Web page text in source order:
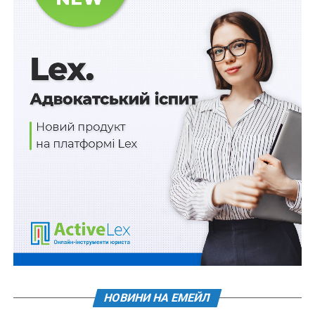
Схожі статті:
Нові порядки використання та повернення
коштів фонду соціального захисту осіб з
інвалідністю
Грошове забезпечення поліцейських і
службовців цивільного захисту підвищать з
Приєднатися до партнерів освітньої «Мрії»
можна через Дію
Єдина Президентська рада із захисту
ветеранів, полонених, зниклих безвісти та
До комплексного огляду системи соціального
НОВИНИ НА ЕМЕЙЛ